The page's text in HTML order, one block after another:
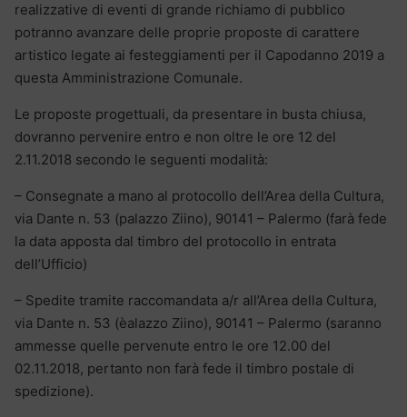
realizzative di eventi di grande richiamo di pubblico
potranno avanzare delle proprie proposte di carattere
artistico legate ai festeggiamenti per il Capodanno 2019 a
questa Amministrazione Comunale.
Le proposte progettuali, da presentare in busta chiusa,
dovranno pervenire entro e non oltre le ore 12 del
2.11.2018 secondo le seguenti modalità:
– Consegnate a mano al protocollo dell’Area della Cultura,
via Dante n. 53 (palazzo Ziino), 90141 – Palermo (farà fede
la data apposta dal timbro del protocollo in entrata
dell’Ufficio)
– Spedite tramite raccomandata a/r all’Area della Cultura,
via Dante n. 53 (èalazzo Ziino), 90141 – Palermo (saranno
ammesse quelle pervenute entro le ore 12.00 del
02.11.2018, pertanto non farà fede il timbro postale di
spedizione).